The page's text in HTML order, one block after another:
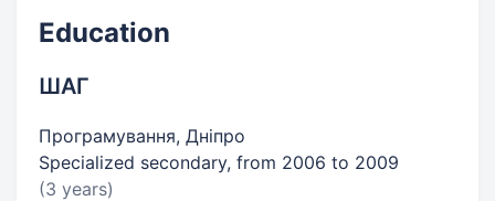
Education
ШАГ
Програмування, Дніпро
Specialized secondary, from 2006 to 2009
(3 years)